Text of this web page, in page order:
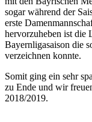
sogar während der
erste
hervorzuheben ist die
Bayernligasaison die
verzeichnen konnte.
Somit ging ein sehr
zu Ende und wir
2018/2019.